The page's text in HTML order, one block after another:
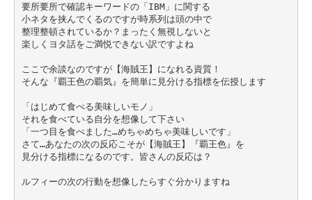
要所要所で確認キーワードの「IBM」に関する
小ネタを挟んでくるのですが時系列は頭の中で
整理整頓されているか？まったく無視しないと
楽しくヨタ話をご満悦できない訳ですよね
ここで余談なのですが【海賊王】になれる資質！
そんな『覇王色の覇気』を簡単に見分ける指標を伝授します
「はじめて食べる美味しいモノ」
それを食べている自分を想像して下さい
「一つ目を食べました…めちゃめちゃ美味しいです」
さて…あなたの次の反応こそが【海賊王】『覇王色』を
見分ける指標になるのです。皆さんの反応は？
ルフィーの次の行動を想像したらすぐ分かりますね